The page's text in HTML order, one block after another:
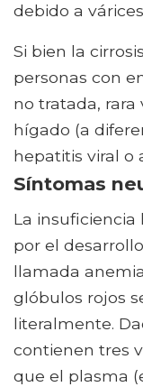
debido a
Si bien la
personas con
no tratada, rara
hígado (a
hepatitis viral o
Síntomas
La insuficiencia
por el
llamada
glóbulos rojos
literalmente.
contienen tres
que el plasma